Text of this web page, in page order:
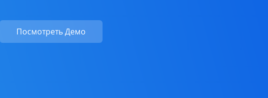
Посмотреть Демо